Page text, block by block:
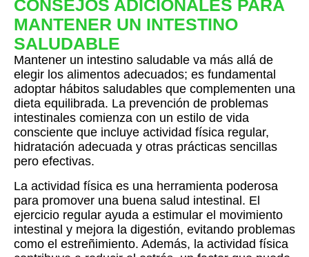
CONSEJOS ADICIONALES PARA
MANTENER UN INTESTINO
SALUDABLE
Mantener un intestino saludable va más allá de
elegir los alimentos adecuados; es fundamental
adoptar hábitos saludables que complementen una
dieta equilibrada. La prevención de problemas
intestinales comienza con un estilo de vida
consciente que incluye actividad física regular,
hidratación adecuada y otras prácticas sencillas
pero efectivas.
La actividad física es una herramienta poderosa
para promover una buena salud intestinal. El
ejercicio regular ayuda a estimular el movimiento
intestinal y mejora la digestión, evitando problemas
como el estreñimiento. Además, la actividad física